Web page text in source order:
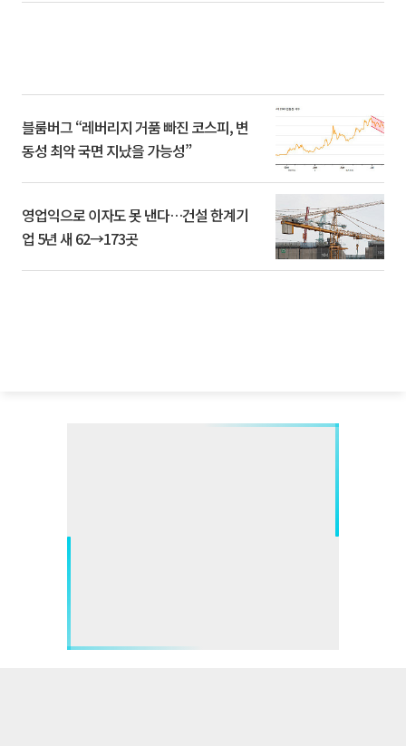
블룸버그 “레버리지 거품 빠진 코스피, 변
동성 최악 국면 지났을 가능성”
영업익으로 이자도 못 낸다…건설 한계기
업 5년 새 62→173곳